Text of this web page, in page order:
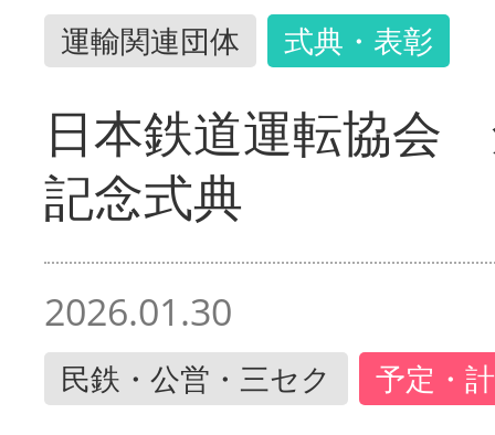
運輸関連団体 式典・表彰
日本鉄道運転協会
記念式典
2026.01.30
民鉄・公営・三セク 予定・